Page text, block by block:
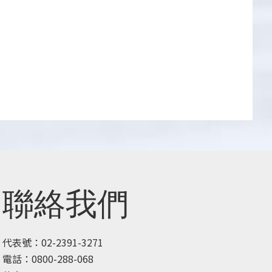
聯絡我們
代表號：02-2391-3271
電話：0800-288-068